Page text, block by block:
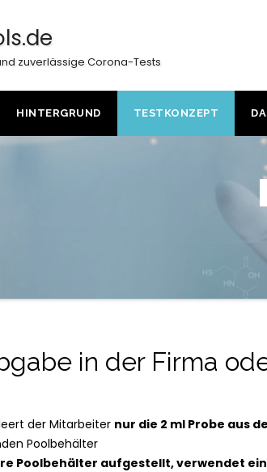
zuverlässige Corona-Tests
HINTERGRUND TESTKONZEPT
in der Firma
der Mitarbeiter nur die 2 ml Probe aus
Poolbehälter
Poolbehälter aufgestellt, verwendet